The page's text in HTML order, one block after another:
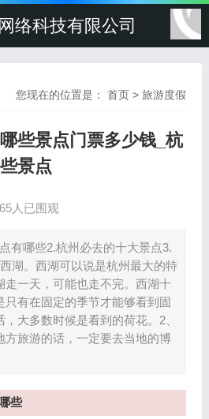
络科技有限公司
您现在的位置是：首页 >旅游度假
些景点门票多少钱_杭
景点
65人已围观
有哪些2.杭州必去的十大景点3.
湖。西湖可以说是杭州最大的特
走一天，可能也走不完。西湖十
有在固定的季节才能够看到固
大多数时候是看到的荷花。2、
方旅游的话，一定要去当地的博
些